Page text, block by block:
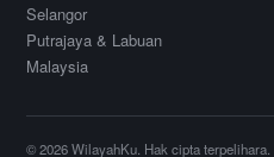
Selangor
Putrajaya & Labuan
Malaysia
© 2026 WilayahKu. Hak cipta terpelihara.